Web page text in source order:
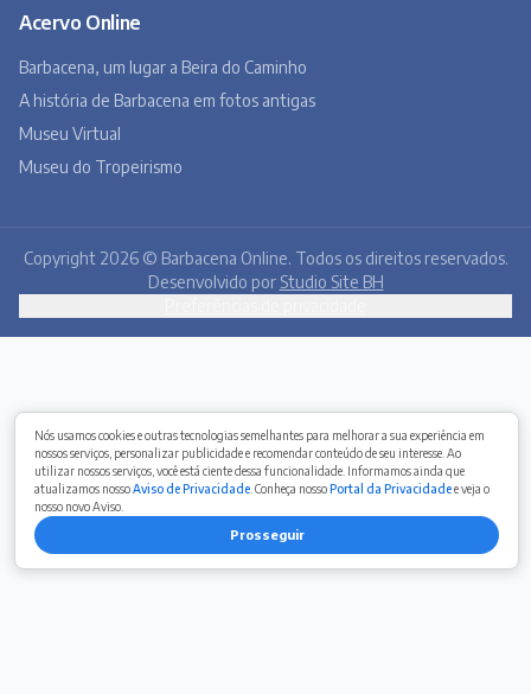
Nós usamos cookies e outras tecnologias semelhantes para melhorar a sua experiência em
nossos serviços, personalizar publicidade e recomendar conteúdo de seu interesse. Ao
utilizar nossos serviços, você está ciente dessa funcionalidade. Informamos ainda que
atualizamos nossoAviso de Privacidade . Conheça nossoPortal da Privacidadee veja o
nosso novo Aviso.
Prosseguir
Fundado em 01 de setembro de 2001.
Institucional
Premiere
Canal BOL
Barbacena, um lugar a Beira do Caminho
A história de Barbacena em fotos antigas
Museu Virtual
Museu do Tropeirismo